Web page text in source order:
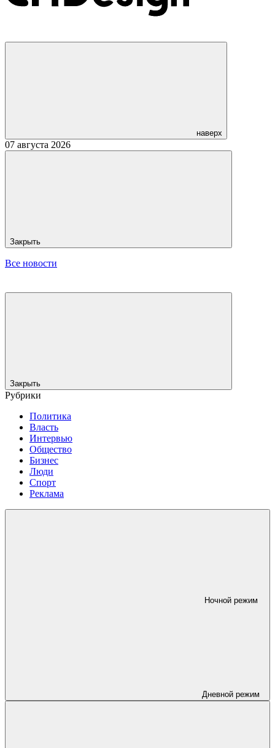
наверх
07 августа 2026
Закрыть
Все новости
Закрыть
Рубрики
Политика
Власть
Интервью
Общество
Бизнес
Люди
Спорт
Реклама
Ночной режим
Дневной режим